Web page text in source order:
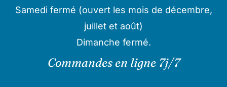
Samedi fermé (ouvert les mois de décembre,
juillet et août)
Dimanche fermé.
Commandes en ligne 7j/7